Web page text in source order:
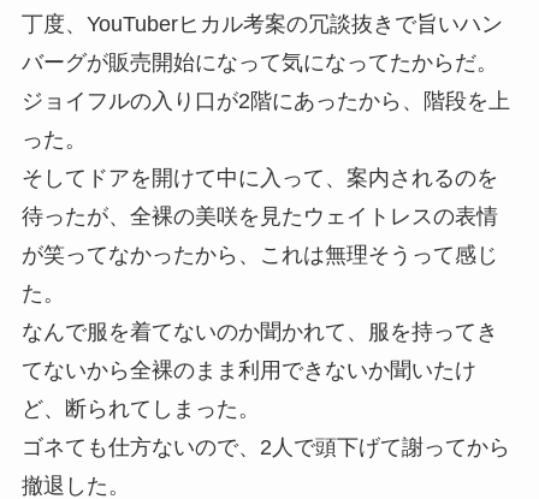
丁度、YouTuberヒカル考案の冗談抜きで旨いハン
バーグが販売開始になって気になってたからだ。
ジョイフルの入り口が2階にあったから、階段を上
った。
そしてドアを開けて中に入って、案内されるのを
待ったが、全裸の美咲を見たウェイトレスの表情
が笑ってなかったから、これは無理そうって感じ
た。
なんで服を着てないのか聞かれて、服を持ってき
てないから全裸のまま利用できないか聞いたけ
ど、断られてしまった。
ゴネても仕方ないので、2人で頭下げて謝ってから
撤退した。